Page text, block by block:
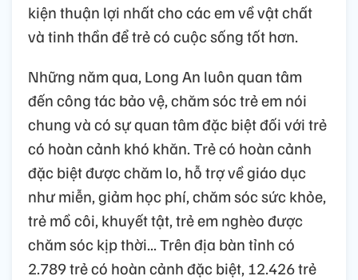
kiện thuận lợi nhất cho các em về vật chất
và tinh thần để trẻ có cuộc sống tốt hơn.
Những năm qua, Long An luôn quan tâm
đến công tác bảo vệ, chăm sóc trẻ em nói
chung và có sự quan tâm đặc biệt đối với trẻ
có hoàn cảnh khó khăn. Trẻ có hoàn cảnh
đặc biệt được chăm lo, hỗ trợ về giáo dục
như miễn, giảm học phí, chăm sóc sức khỏe,
trẻ mồ côi, khuyết tật, trẻ em nghèo được
chăm sóc kịp thời... Trên địa bàn tỉnh có
2.789 trẻ có hoàn cảnh đặc biệt, 12.426 trẻ